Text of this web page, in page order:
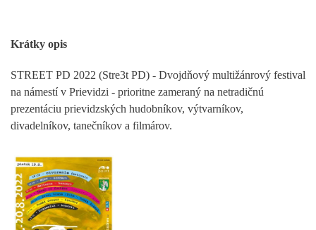
Krátky opis
STREET PD 2022 (Stre3t PD) - Dvojdňový multižánrový festival
na námestí v Prievidzi - prioritne zameraný na netradičnú
prezentáciu prievidzských hudobníkov, výtvarníkov,
divadelníkov, tanečníkov a filmárov.